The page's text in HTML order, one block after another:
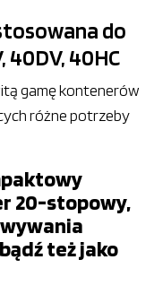
do
40DV, 40HC
gamę kontenerów
różne potrzeby
20-stopowy,
też jako